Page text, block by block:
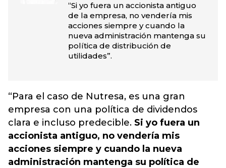
“Si yo fuera un accionista antiguo
de la empresa, no vendería mis
acciones siempre y cuando la
nueva administración mantenga su
política de distribución de
utilidades”.
“Para el caso de Nutresa, es una gran
empresa con una política de dividendos
clara e incluso predecible. Si yo fuera un
accionista antiguo, no vendería mis
acciones siempre y cuando la nueva
administración mantenga su política de